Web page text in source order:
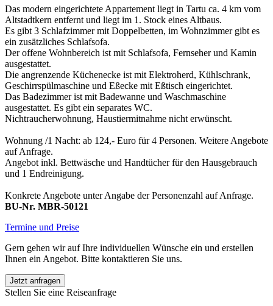
Das modern eingerichtete Appartement liegt in Tartu ca. 4 km vom
Altstadtkern entfernt und liegt im 1. Stock eines Altbaus.
Es gibt 3 Schlafzimmer mit Doppelbetten, im Wohnzimmer gibt es
ein zusätzliches Schlafsofa.
Der offene Wohnbereich ist mit Schlafsofa, Fernseher und Kamin
ausgestattet.
Die angrenzende Küchenecke ist mit Elektroherd, Kühlschrank,
Geschirrspülmaschine und Eßecke mit Eßtisch eingerichtet.
Das Badezimmer ist mit Badewanne und Waschmaschine
ausgestattet. Es gibt ein separates WC.
Nichtraucherwohnung, Haustiermitnahme nicht erwünscht.
Wohnung /1 Nacht: ab 124,- Euro für 4 Personen. Weitere Angebote
auf Anfrage.
Angebot inkl. Bettwäsche und Handtücher für den Hausgebrauch
und 1 Endreinigung.
Konkrete Angebote unter Angabe der Personenzahl auf Anfrage.
BU-Nr. MBR-50121
Termine und Preise
Gern gehen wir auf Ihre individuellen Wünsche ein und erstellen
Ihnen ein Angebot. Bitte kontaktieren Sie uns.
Jetzt anfragen
Stellen Sie eine Reiseanfrage